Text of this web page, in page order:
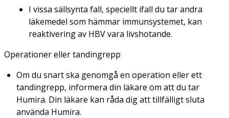
I vissa sällsynta fall, speciellt ifall du tar andra
läkemedel som hämmar immunsystemet, kan
reaktivering av HBV vara livshotande.
Operationer eller tandingrepp
Om du snart ska genomgå en operation eller ett
tandingrepp, informera din läkare om att du tar
Humira. Din läkare kan råda dig att tillfälligt sluta
använda Humira.